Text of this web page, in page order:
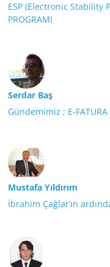
ESP (Electronic Stability
PROGRAMI
Serdar Baş
Gündemimiz ; E-
Mustafa Yıldırım
İbrahim Çağlar’ın